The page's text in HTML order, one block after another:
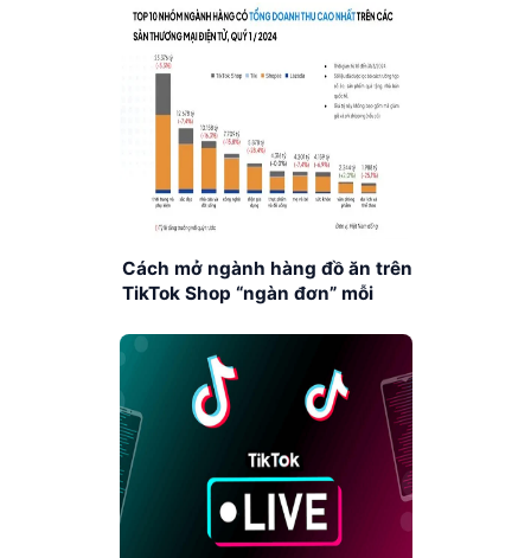
Cách mở ngành hàng đồ ăn trên
TikTok Shop “ngàn đơn” mỗi